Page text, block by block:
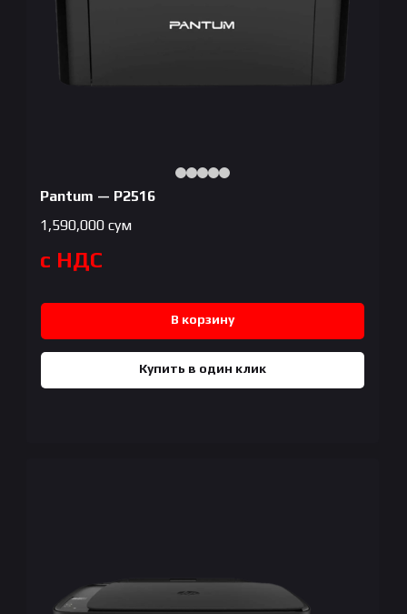
Pantum — P2516
1,590,000 сум
с НДС
В корзину
Купить в один клик